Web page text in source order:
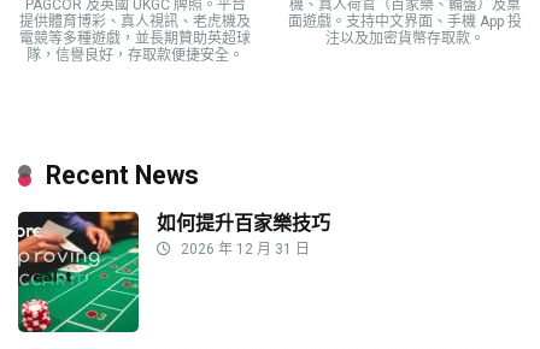
PAGCOR 及英國 UKGC 牌照。平台
提供體育博彩、真人視訊、老虎機及
電競等多種遊戲，並長期贊助英超球
隊，信譽良好，存取款便捷安全。
機、真人荷官（百家樂、輪盤）及桌
面遊戲。支持中文界面、手機 App 投
注以及加密貨幣存取款。
Recent News
如何提升百家樂技巧
2026 年 12 月 31 日